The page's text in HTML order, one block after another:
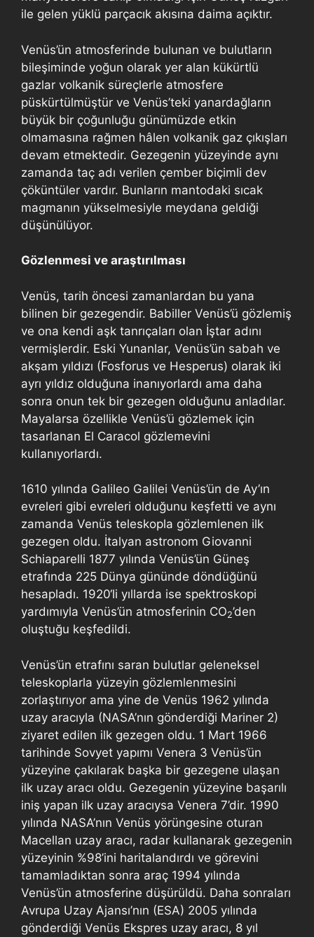
ile gelen yüklü parçacık akısına daima açıktır.
Venüs’ün atmosferinde bulunan ve bulutların
bileşiminde yoğun olarak yer alan kükürtlü
gazlar volkanik süreçlerle atmosfere
püskürtülmüştür ve Venüs’teki yanardağların
büyük bir çoğunluğu günümüzde etkin
olmamasına rağmen hâlen volkanik gaz çıkışları
devam etmektedir. Gezegenin yüzeyinde aynı
zamanda taç adı verilen çember biçimli dev
çöküntüler vardır. Bunların mantodaki sıcak
magmanın yükselmesiyle meydana geldiği
düşünülüyor.
Gözlenmesi ve araştırılması
Venüs, tarih öncesi zamanlardan bu yana
bilinen bir gezegendir. Babiller Venüs’ü gözlemiş
ve ona kendi aşk tanrıçaları olan İştar adını
vermişlerdir. Eski Yunanlar, Venüs’ün sabah ve
akşam yıldızı (Fosforus ve Hesperus) olarak iki
ayrı yıldız olduğuna inanıyorlardı ama daha
sonra onun tek bir gezegen olduğunu anladılar.
Mayalarsa özellikle Venüs’ü gözlemek için
tasarlanan El Caracol gözlemevini
kullanıyorlardı.
1610 yılında Galileo Galilei Venüs’ün de Ay’ın
evreleri gibi evreleri olduğunu keşfetti ve aynı
zamanda Venüs teleskopla gözlemlenen ilk
gezegen oldu. İtalyan astronom Giovanni
Schiaparelli 1877 yılında Venüs’ün Güneş
etrafında 225 Dünya gününde döndüğünü
hesapladı. 1920‘li yıllarda ise spektroskopi
yardımıyla Venüs’ün atmosferinin CO2’den
oluştuğu keşfedildi.
Venüs’ün etrafını saran bulutlar geleneksel
teleskoplarla yüzeyin gözlemlenmesini
zorlaştırıyor ama yine de Venüs 1962 yılında
uzay aracıyla (NASA’nın gönderdiği Mariner 2)
ziyaret edilen ilk gezegen oldu. 1 Mart 1966
tarihinde Sovyet yapımı Venera 3 Venüs’ün
yüzeyine çakılarak başka bir gezegene ulaşan
ilk uzay aracı oldu. Gezegenin yüzeyine başarılı
iniş yapan ilk uzay aracıysa Venera 7’dir. 1990
yılında NASA’nın Venüs yörüngesine oturan
Macellan uzay aracı, radar kullanarak gezegenin
yüzeyinin %98’ini haritalandırdı ve görevini
tamamladıktan sonra araç 1994 yılında
Venüs’ün atmosferine düşürüldü. Daha sonraları
Avrupa Uzay Ajansı’nın (ESA) 2005 yılında
gönderdiği Venüs Ekspres uzay aracı, 8 yıl